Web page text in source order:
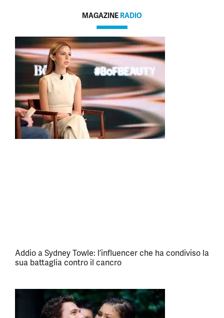
MAGAZINE RADIO
Addio a Sydney Towle: l’influencer che ha condiviso la
sua battaglia contro il cancro